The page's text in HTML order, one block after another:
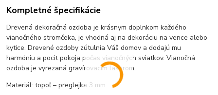
Kompletné špecifikácie
Drevená dekoračná ozdoba je krásnym doplnkom každého
vianočného stromčeka, je vhodná aj na dekoráciu na vence alebo
kytice. Drevené ozdoby zútulnia Váš domov a dodajú mu
harmóniu a pocit pokoja počas vianočných sviatkov. Vianočná
ozdoba je vyrezaná gravírovacím laserom.
Materiál: topoľ – preglejka 3 mm